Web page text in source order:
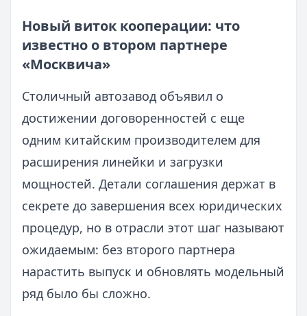
Новый виток кооперации: что
известно о втором партнере
«Москвича»
Столичный автозавод объявил о
достижении договоренностей с еще
одним китайским производителем для
расширения линейки и загрузки
мощностей. Детали соглашения держат в
секрете до завершения всех юридических
процедур, но в отрасли этот шаг называют
ожидаемым: без второго партнера
нарастить выпуск и обновлять модельный
ряд было бы сложно.